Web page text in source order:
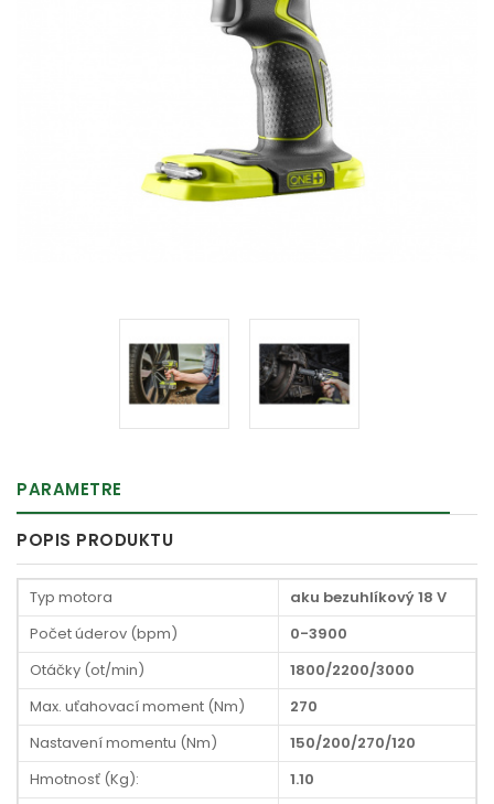
PARAMETRE
POPIS PRODUKTU
Typ motora
aku bezuhlíkový 18 V
Počet úderov (bpm)
0-3900
Otáčky (ot/min)
1800/2200/3000
Max. uťahovací moment (Nm)
270
Nastavení momentu (Nm)
150/200/270/120
Hmotnosť (Kg):
1.10